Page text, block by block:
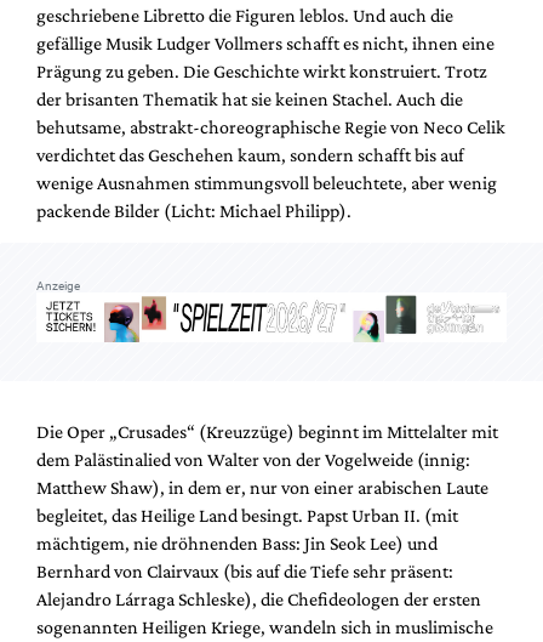
Suche
geschriebene Libretto die Figuren leblos. Und auch die
gefällige Musik Ludger Vollmers schafft es nicht, ihnen eine
Prägung zu geben. Die Geschichte wirkt konstruiert. Trotz
der brisanten Thematik hat sie keinen Stachel. Auch die
behutsame, abstrakt-choreographische Regie von Neco Celik
verdichtet das Geschehen kaum, sondern schafft bis auf
wenige Ausnahmen stimmungsvoll beleuchtete, aber wenig
packende Bilder (Licht: Michael Philipp).
Anzeige
Die Oper „Crusades“ (Kreuzzüge) beginnt im Mittelalter mit
dem Palästinalied von Walter von der Vogelweide (innig:
Matthew Shaw), in dem er, nur von einer arabischen Laute
begleitet, das Heilige Land besingt. Papst Urban II. (mit
mächtigem, nie dröhnenden Bass: Jin Seok Lee) und
Bernhard von Clairvaux (bis auf die Tiefe sehr präsent:
Alejandro Lárraga Schleske), die Chefideologen der ersten
sogenannten Heiligen Kriege, wandeln sich in muslimische